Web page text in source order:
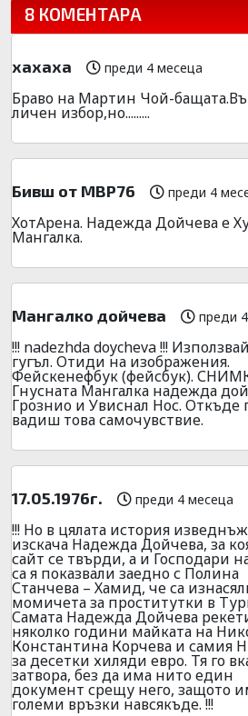
8 КОМЕНТАРА
хахаха преди 4 месеца
Браво на Мартин Чой-
личен избор,но.........
Бивш от МВР76 преди 4
ХотАрена. Надежда Дойчева е
Мангалка.
Мангалко дойчева преди
!!! nadezhda doycheva !!!
гугъл. Отиди на изображения.
Фейскенефбук (фейсбук).
Гнусната Мангалка надежда
Грознио и Увиснал Нос. Откъде
вадиш това самочувствие.
17.05.1976г. преди 4 месеца
!!! Но в цялата история
изскача Надежда Дойчева, за
сайт се твърди, а и Господари
са я показвали заедно с Полина
Станчева – Хамид, че са
момичета за проститутки в
Самата Надежда Дойчева
няколко години майката на
Константина Корчева и самия
за десетки хиляди евро. Тя го
затвора, без да има нито един
документ срещу него, защото
големи връзки навсякъде. !!!